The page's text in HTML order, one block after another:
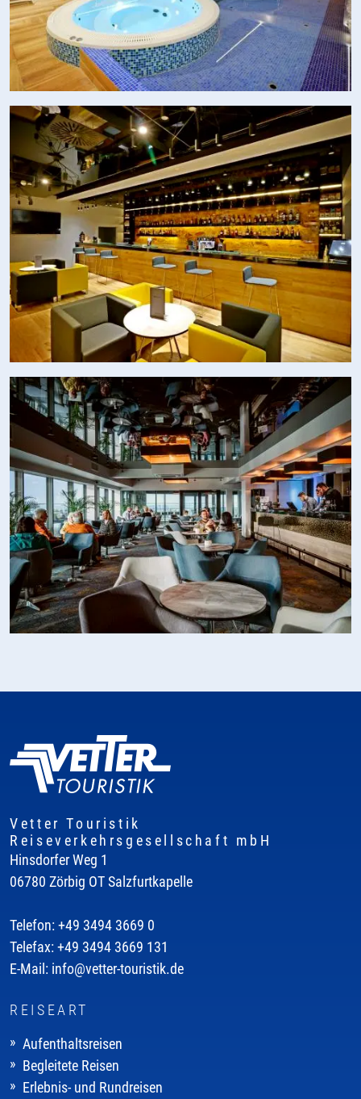
Vetter Touristik
Reiseverkehrsgesellschaft mbH
Hinsdorfer Weg 1
06780 Zörbig OT Salzfurtkapelle
Telefon: +49 3494 3669 0
Telefax: +49 3494 3669 131
E-Mail: info@vetter-touristik.de
REISEART
Aufenthaltsreisen
Begleitete Reisen
Erlebnis- und Rundreisen